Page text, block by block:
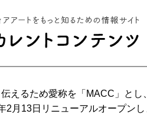
えるため愛称を「MACC」と
2月13日リニューアルオープンし